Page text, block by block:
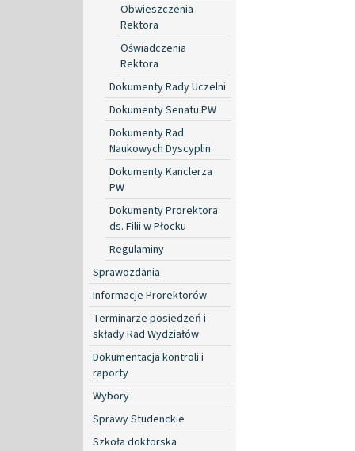
Obwieszczenia
Rektora
Oświadczenia
Rektora
Dokumenty Rady Uczelni
Dokumenty Senatu PW
Dokumenty Rad
Naukowych Dyscyplin
Dokumenty Kanclerza
PW
Dokumenty Prorektora
ds. Filii w Płocku
Regulaminy
Sprawozdania
Informacje Prorektorów
Terminarze posiedzeń i
składy Rad Wydziałów
Dokumentacja kontroli i
raporty
Wybory
Sprawy Studenckie
Szkoła doktorska